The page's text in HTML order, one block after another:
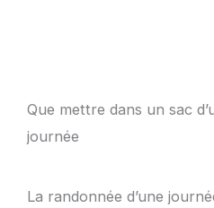
Que mettre dans un sac
journée
La randonnée d’une